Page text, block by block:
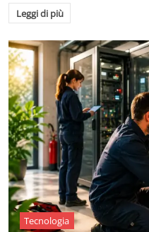
Leggi di più
Tecnologia